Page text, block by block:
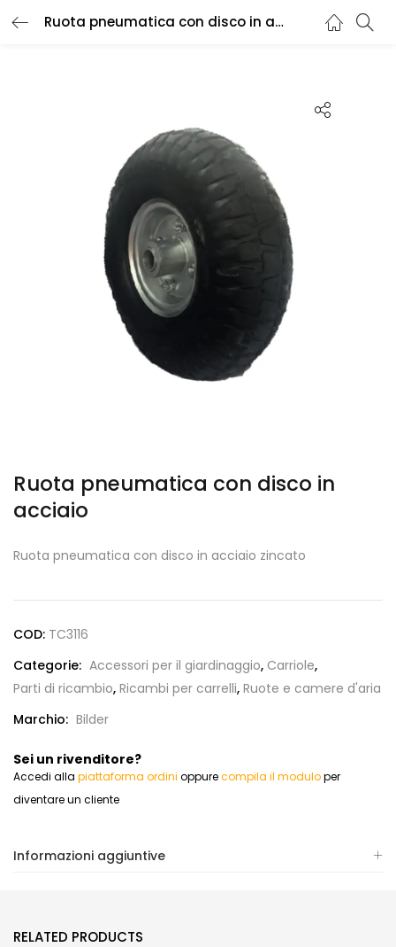
Ruota pneumatica con disco in acciaio
Ruota pneumatica con disco in
acciaio
Ruota pneumatica con disco in acciaio zincato
COD: TC3116
Categorie: Accessori per il giardinaggio, Carriole,
Parti di ricambio, Ricambi per carrelli, Ruote e camere d'aria
Marchio: Bilder
Sei un rivenditore?
Accedi alla piattaforma ordini oppurecompila il moduloper
diventare un cliente
Informazioni aggiuntive
RELATED PRODUCTS